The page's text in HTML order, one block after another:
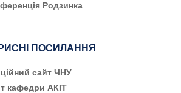
Родзинка
ПОСИЛАННЯ
сайт ЧНУ
кафедри АКІТ